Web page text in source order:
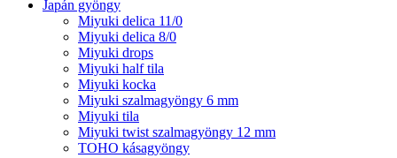
Japán gyöngy
Miyuki delica 11/0
Miyuki delica 8/0
Miyuki drops
Miyuki half tila
Miyuki kocka
Miyuki szalmagyöngy 6 mm
Miyuki tila
Miyuki twist szalmagyöngy 12 mm
TOHO kásagyöngy